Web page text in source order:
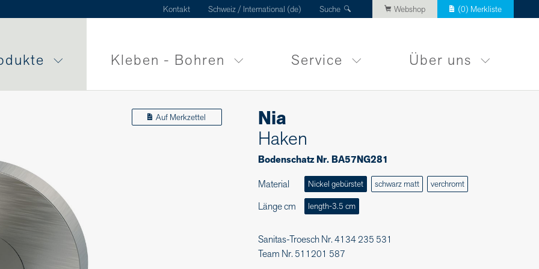
Kontakt Schweiz / International (de) Suche Webshop (0) Merkliste
Kleben - Bohren Service Über uns
Auf Merkzettel
Nia
Haken
Bodenschatz Nr. BA57NG281
Material
Nickel gebürstet schwarz matt verchromt
Länge cm length-3.5 cm
Sanitas-Troesch Nr. 4134 235 531
Team Nr. 511201 587